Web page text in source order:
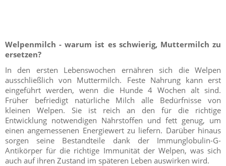
Welpenmilch - warum ist es schwierig, Muttermilch zu
ersetzen?
In den ersten Lebenswochen ernähren sich die Welpen
ausschließlich von Muttermilch. Feste Nahrung kann erst
eingeführt werden, wenn die Hunde 4 Wochen alt sind.
Früher befriedigt natürliche Milch alle Bedürfnisse von
kleinen Welpen. Sie ist reich an den für die richtige
Entwicklung notwendigen Nährstoffen und fett genug, um
einen angemessenen Energiewert zu liefern. Darüber hinaus
sorgen seine Bestandteile dank der Immunglobulin-G-
Antikörper für die richtige Immunität der Welpen, was sich
auch auf ihren Zustand im späteren Leben auswirken wird.